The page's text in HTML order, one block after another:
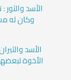
الأسد
وكان له
الأسد
الأخوة